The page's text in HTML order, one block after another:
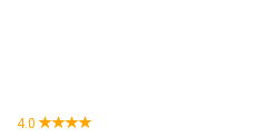
4.0